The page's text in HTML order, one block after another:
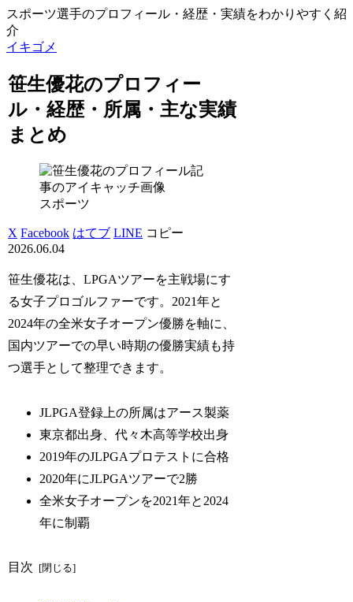
スポーツ選手のプロフィール・経歴・実績をわかりやすく紹
介
イキゴメ
笹生優花のプロフィー
ル・経歴・所属・主な実績
まとめ
スポーツ
X Facebook はてブ LINE コピー
2026.06.04
笹生優花は、LPGAツアーを主戦場にす
る女子プロゴルファーです。2021年と
2024年の全米女子オープン優勝を軸に、
国内ツアーでの早い時期の優勝実績も持
つ選手として整理できます。
JLPGA登録上の所属はアース製薬
東京都出身、代々木高等学校出身
2019年のJLPGAプロテストに合格
2020年にJLPGAツアーで2勝
全米女子オープンを2021年と2024
年に制覇
目次